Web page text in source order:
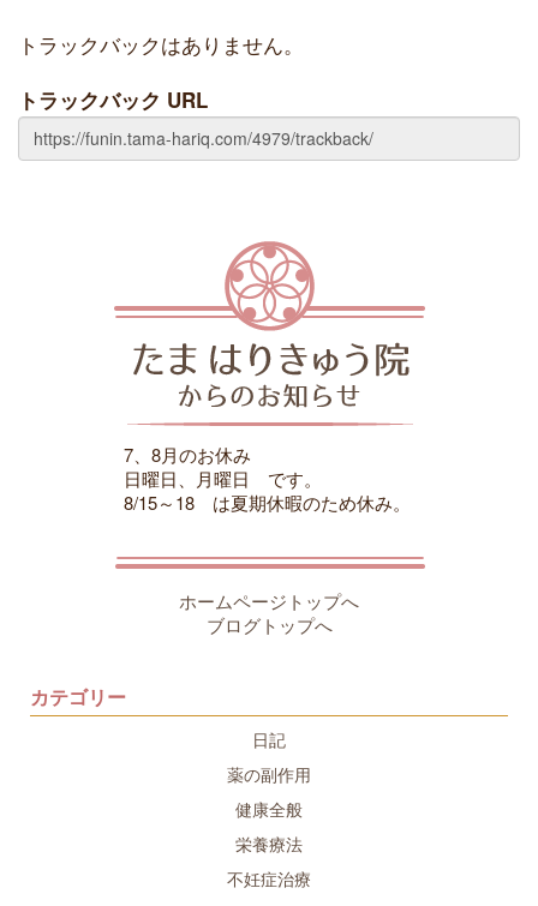
トラックバックはありません。
トラックバック URL
7、8月のお休み
日曜日、月曜日 です。
8/15～18 は夏期休暇のため休み。
ホームページトップへ
ブログトップへ
カテゴリー
日記
薬の副作用
健康全般
栄養療法
不妊症治療